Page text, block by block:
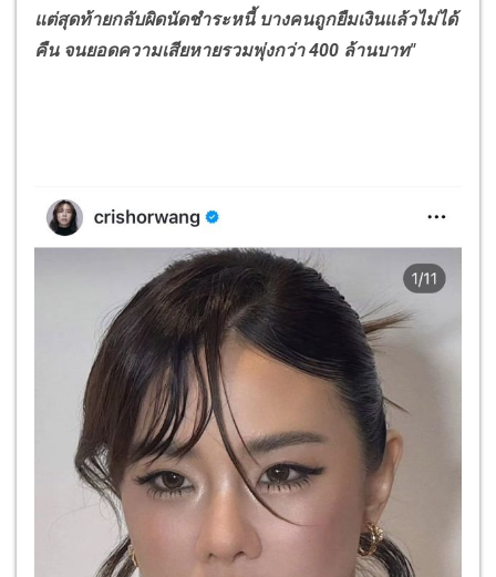
แต่สุดท้ายกลับผิดนัดชำระหนี้ บางคนถูกยืมเงินแล้วไม่ได้
คืน จนยอดความเสียหายรวมพุ่งกว่า400 ล้านบาท"